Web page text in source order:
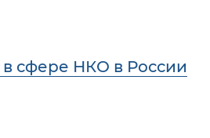
в сфере НКО в России